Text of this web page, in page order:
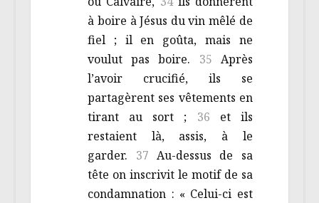
à boire à Jésus du vin mêlé de
fiel ; il en goûta, mais ne
voulut pas boire. 35 Après
l’avoir crucifié, ils se
partagèrent ses vêtements en
tirant au sort ; 36 et ils
restaient là, assis, à le
garder. 37Au-dessus de sa
tête on inscrivit le motif de sa
condamnation : « Celui-ci est